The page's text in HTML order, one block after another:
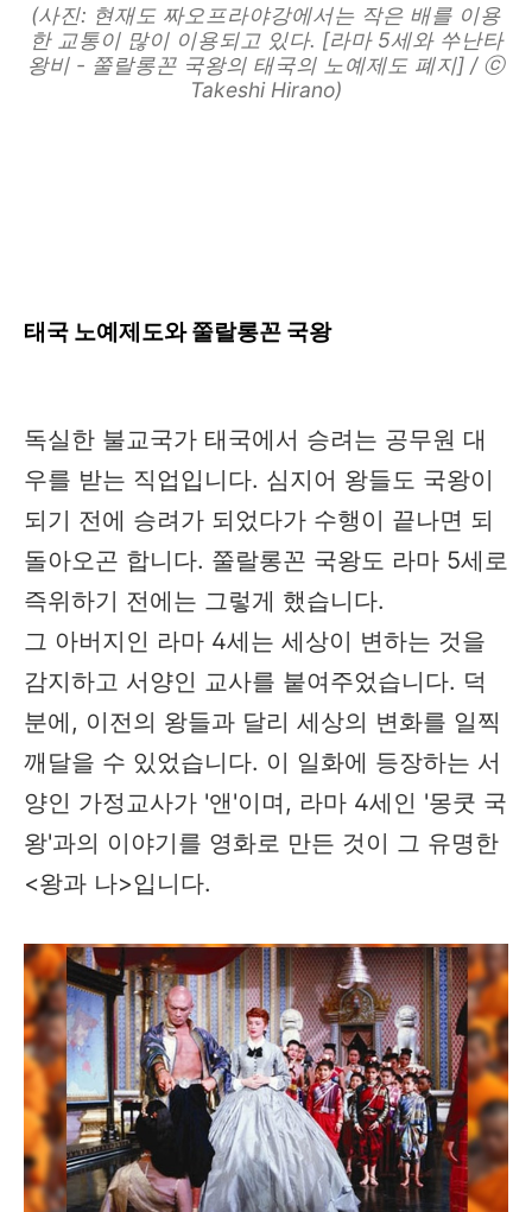
(사진: 현재도 짜오프라야강에서는 작은 배를 이용
한 교통이 많이 이용되고 있다. [라마 5세와 쑤난타
왕비 - 쭐랄롱꼰 국왕의 태국의 노예제도 폐지] / ⓒ
Takeshi Hirano)
태국 노예제도와 쭐랄롱꼰 국왕
독실한 불교국가 태국에서 승려는 공무원 대
우를 받는 직업입니다. 심지어 왕들도 국왕이
되기 전에 승려가 되었다가 수행이 끝나면 되
돌아오곤 합니다. 쭐랄롱꼰 국왕도 라마 5세로
즉위하기 전에는 그렇게 했습니다.
그 아버지인 라마 4세는 세상이 변하는 것을
감지하고 서양인 교사를 붙여주었습니다. 덕
분에, 이전의 왕들과 달리 세상의 변화를 일찍
깨달을 수 있었습니다. 이 일화에 등장하는 서
양인 가정교사가 '앤'이며, 라마 4세인 '몽쿳 국
왕'과의 이야기를 영화로 만든 것이 그 유명한
<왕과 나>입니다.